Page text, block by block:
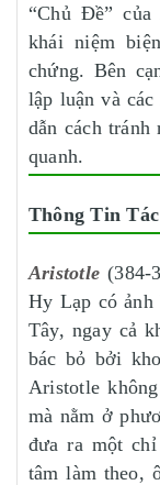
“Chủ Đề”
khái niệm
chứng. Bên
lập luận và
dẫn cách
quanh.
Thông Tin
Aristotle (384-
Hy Lạp có ảnh
Tây, ngay cả
bác bỏ bởi
Aristotle
mà nằm ở
đưa ra một
tâm làm theo,